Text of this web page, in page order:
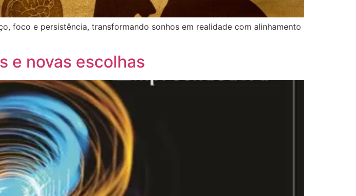
foco e persistência, transformando sonhos em realidade com alinhamento
e novas escolhas